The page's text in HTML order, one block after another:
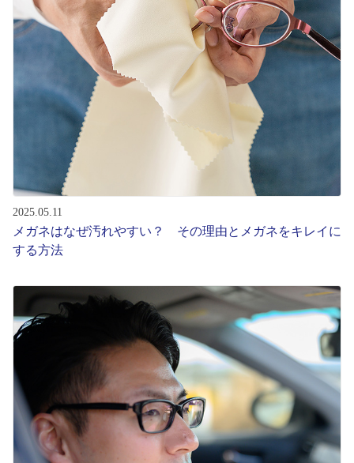
2025.05.11
メガネはなぜ汚れやすい？ その理由とメガネをキレイに
する方法